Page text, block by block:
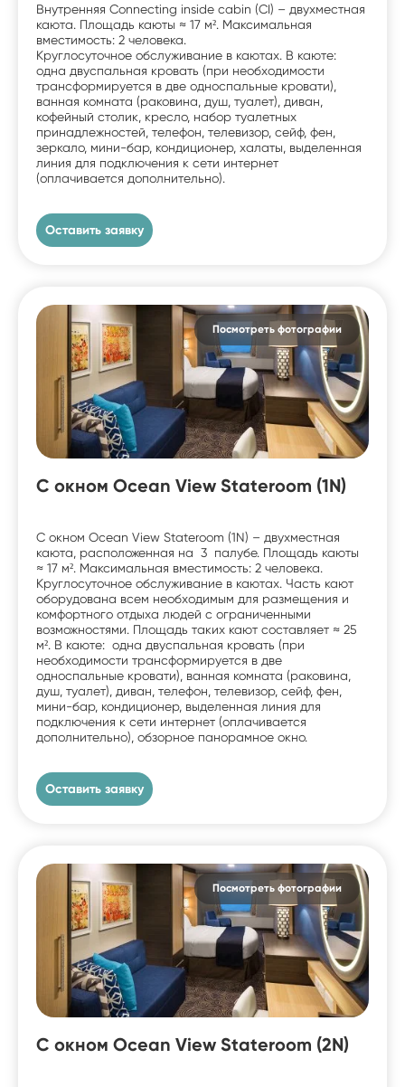
Внутренняя Connecting inside cabin (CI) – двухместная
каюта. Площадь каюты ≈ 17 м². Максимальная
вместимость: 2 человека.
Круглосуточное обслуживание в каютах. В каюте:
одна двуспальная кровать (при необходимости
трансформируется в две односпальные кровати),
ванная комната (раковина, душ, туалет), диван,
кофейный столик, кресло, набор туалетных
принадлежностей, телефон, телевизор, сейф, фен,
зеркало, мини-бар, кондиционер, халаты, выделенная
линия для подключения к сети интернет
(оплачивается дополнительно).
Оставить заявку
Посмотреть фотографии
С окном Ocean View Stateroom (1N)
С окном Ocean View Stateroom (1N) – двухместная
каюта, расположенная на 3 палубе. Площадь каюты
≈ 17 м². Максимальная вместимость: 2 человека.
Круглосуточное обслуживание в каютах. Часть кают
оборудована всем необходимым для размещения и
комфортного отдыха людей с ограниченными
возможностями. Площадь таких кают составляет ≈ 25
м². В каюте: одна двуспальная кровать (при
необходимости трансформируется в две
односпальные кровати), ванная комната (раковина,
душ, туалет), диван, телефон, телевизор, сейф, фен,
мини-бар, кондиционер, выделенная линия для
подключения к сети интернет (оплачивается
дополнительно), обзорное панорамное окно.
Оставить заявку
Посмотреть фотографии
С окном Ocean View Stateroom (2N)